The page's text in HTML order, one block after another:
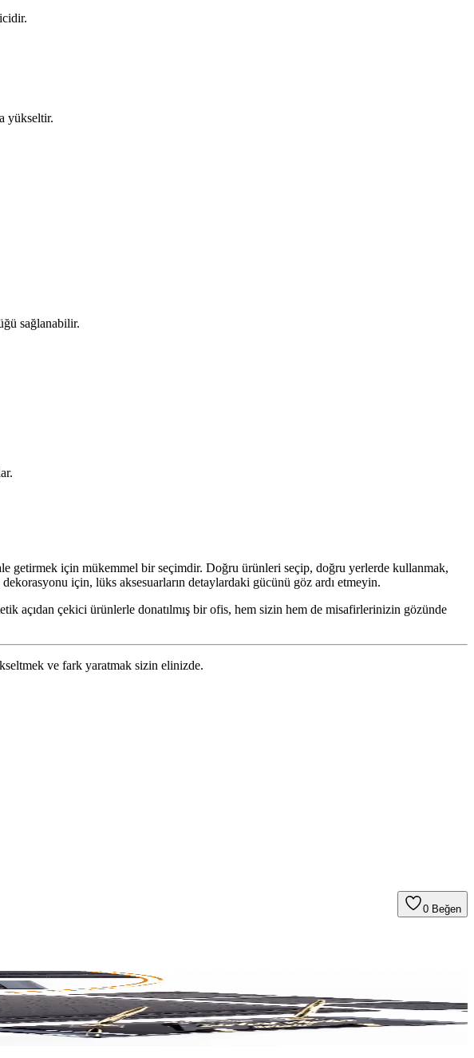
yükseltir.
sağlanabilir.
getirmek için mükemmel bir seçimdir. Doğru ürünleri seçip, doğru yerlerde kullanmak,
için, lüks aksesuarların detaylardaki gücünü göz ardı etmeyin.
açıdan çekici ürünlerle donatılmış bir ofis, hem sizin hem de misafirlerinizin gözünde
ve fark yaratmak sizin elinizde.
0 Beğen
ve prestij kazandırır. Detaylara dikkat ederek şık ve fonksiyonel ofisler tasarlayın.